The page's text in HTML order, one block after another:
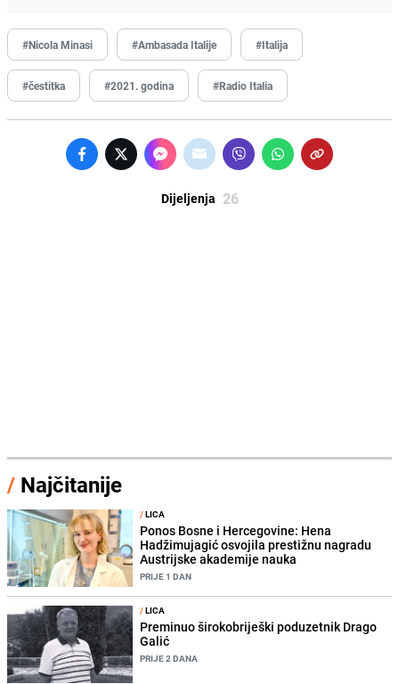
#Nicola Minasi #Ambasada Italije #Italija
#čestitka #2021. godina #Radio Italia
Dijeljenja 26
/ Najčitanije
/LICA
Ponos Bosne i Hercegovine: Hena
Hadžimujagić osvojila prestižnu nagradu
Austrijske akademije nauka
PRIJE 1 DAN
/LICA
Preminuo širokobriješki poduzetnik Drago
Galić
PRIJE 2 DANA